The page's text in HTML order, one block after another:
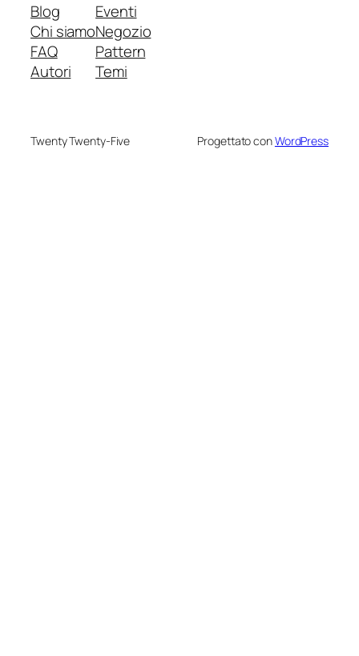
Blog
Chi siamo
FAQ
Autori
Eventi
Negozio
Pattern
Temi
Twenty Twenty-Five Progettato conWordPress